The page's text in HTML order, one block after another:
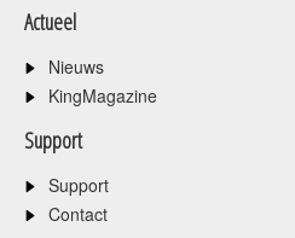
Actueel
Nieuws
KingMagazine
Support
Support
Contact